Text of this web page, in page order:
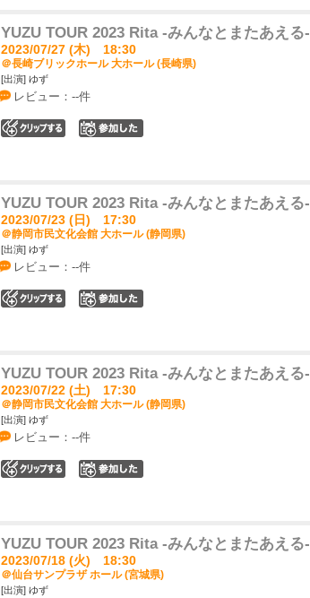
YUZU TOUR 2023 Rita -みんなとまたあえる-
2023/07/27 (木) 18:30
＠長崎ブリックホール 大ホール (長崎県)
[出演] ゆず
レビュー：--件
YUZU TOUR 2023 Rita -みんなとまたあえる-
2023/07/23 (日) 17:30
＠静岡市民文化会館 大ホール (静岡県)
[出演] ゆず
レビュー：--件
YUZU TOUR 2023 Rita -みんなとまたあえる-
2023/07/22 (土) 17:30
＠静岡市民文化会館 大ホール (静岡県)
[出演] ゆず
レビュー：--件
YUZU TOUR 2023 Rita -みんなとまたあえる-
2023/07/18 (火) 18:30
＠仙台サンプラザ ホール (宮城県)
[出演] ゆず